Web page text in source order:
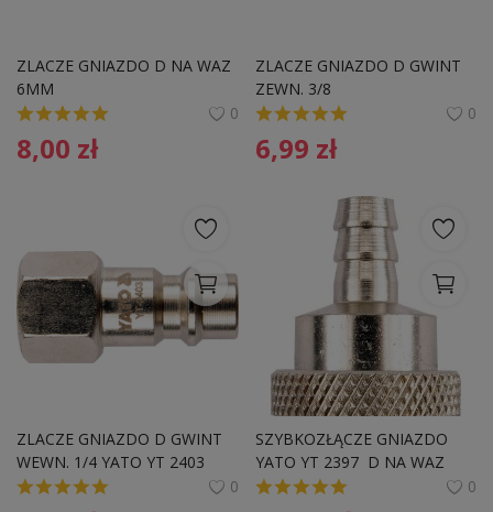
ZLACZE GNIAZDO D NA WAZ
6MM
0
8,00 zł
ZLACZE GNIAZDO D GWINT
ZEWN. 3/8
0
6,99 zł
ZLACZE GNIAZDO D GWINT
WEWN. 1/4 YATO YT 2403
0
SZYBKOZŁĄCZE GNIAZDO
YATO YT 2397  D NA WAZ
8MM
0